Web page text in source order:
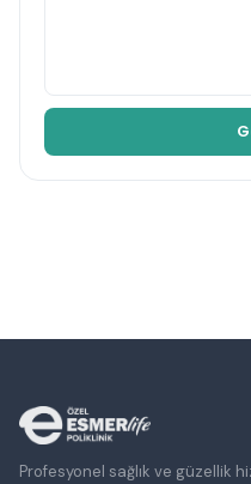
Profesyonel sağlık ve güzellik